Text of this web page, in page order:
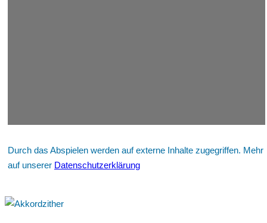
Durch das Abspielen werden auf externe Inhalte zugegriffen. Mehr
auf unserer Datenschutzerklärung